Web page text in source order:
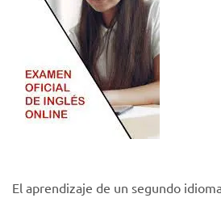
El aprendizaje de un segundo